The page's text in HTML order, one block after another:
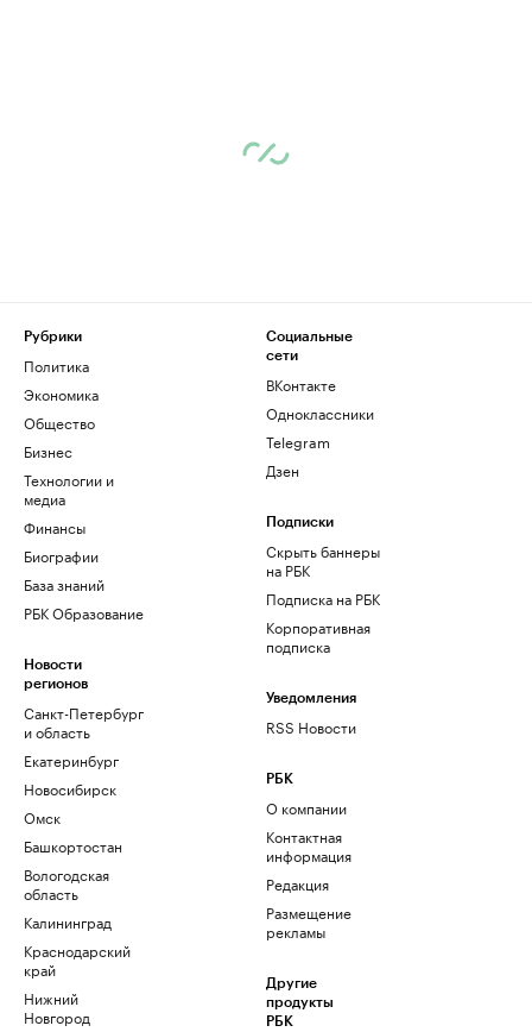
Рубрики
Политика
Экономика
Общество
Бизнес
Технологии и
медиа
Финансы
Биографии
База знаний
РБК Образование
Новости
регионов
Санкт-Петербург
и область
Екатеринбург
Новосибирск
Омск
Башкортостан
Вологодская
область
Калининград
Краснодарский
край
Нижний
Новгород
Социальные
сети
ВКонтакте
Одноклассники
Telegram
Дзен
Подписки
Скрыть баннеры
на РБК
Подписка на РБК
Корпоративная
подписка
Уведомления
RSS Новости
РБК
О компании
Контактная
информация
Редакция
Размещение
рекламы
Другие
продукты
РБК